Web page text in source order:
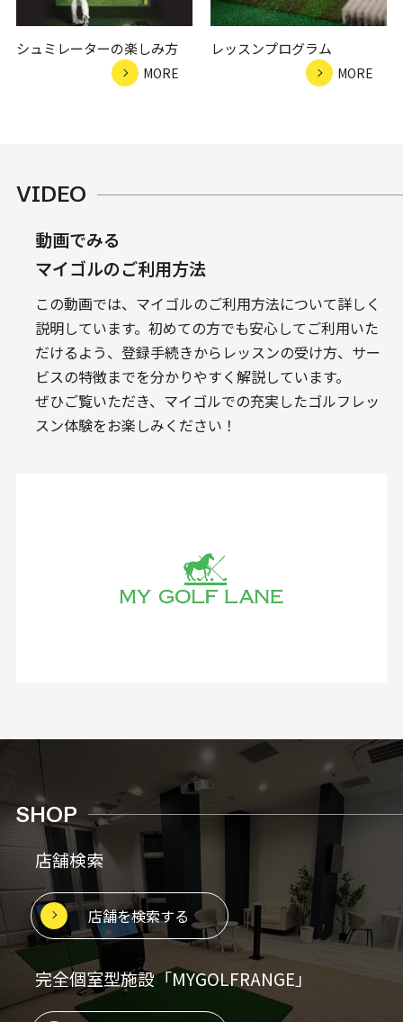
シュミレーターの楽しみ方
MORE
レッスンプログラム
MORE
VIDEO
動画でみる
マイゴルのご利用方法
この動画では、マイゴルのご利用方法について詳しく
説明しています。 初めての方でも安心してご利用いた
だけるよう、登録手続きからレッスンの受け方、サー
ビスの特徴までを分かりやすく解説しています。
ぜひご覧いただき、マイゴルでの充実したゴルフレッ
スン体験をお楽しみください！
SHOP
店舗検索
店舗を検索する
完全個室型施設「MYGOLFRANGE」